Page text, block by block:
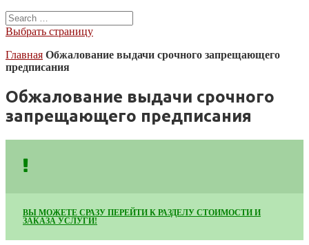
Выбрать страницу
Главная Обжалование выдачи срочного запрещающего
предписания
Обжалование выдачи срочного
запрещающего предписания
ВЫ МОЖЕТЕ СРАЗУ ПЕРЕЙТИ К РАЗДЕЛУ СТОИМОСТИ И
ЗАКАЗА УСЛУГИ!